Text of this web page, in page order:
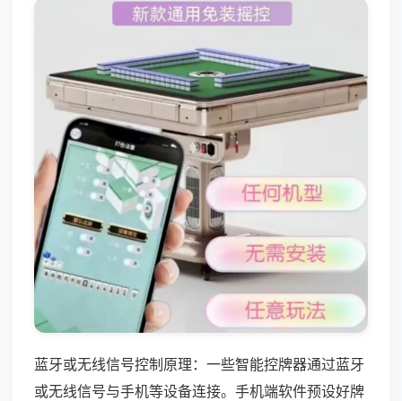
蓝牙或无线信号控制原理：一些智能控牌器通过蓝牙
或无线信号与手机等设备连接。手机端软件预设好牌